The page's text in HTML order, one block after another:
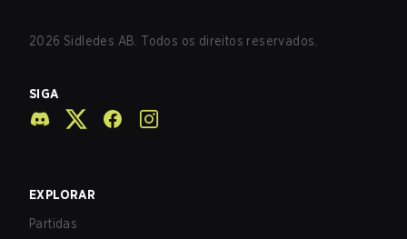
2026 Sidledes AB. Todos os direitos reservados.
SIGA
EXPLORAR
Partidas